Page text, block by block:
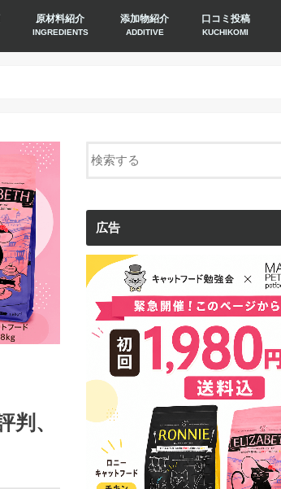
原材料紹介
INGREDIENTS
添加物紹介
ADDITIVE
口コミ投稿
KUCHIKOMI
、
広告